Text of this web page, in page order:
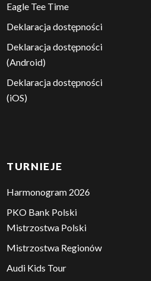
Eagle Tee Time
Deklaracja dostępności
Deklaracja dostępności
(Android)
Deklaracja dostępności
(iOS)
TURNIEJE
Harmonogram 2026
PKO Bank Polski
Mistrzostwa Polski
Mistrzostwa Regionów
Audi Kids Tour